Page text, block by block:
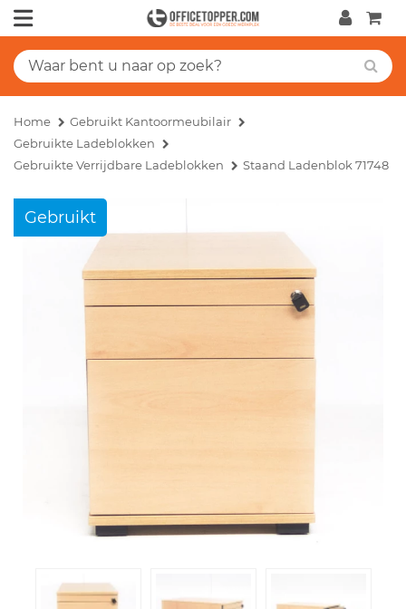
Home
Gebruikt Kantoormeubilair
Gebruikte Ladeblokken
Gebruikte Verrijdbare Ladeblokken
Staand Ladenblok 71748
Gebruikt